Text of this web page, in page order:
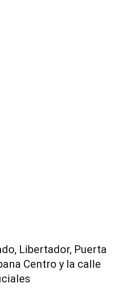
Libertador, Puerta
Centro y la calle